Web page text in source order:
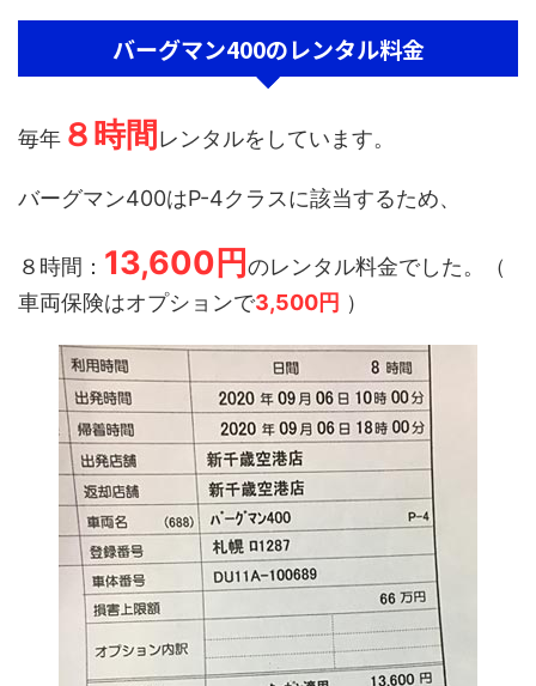
バーグマン400のレンタル料金
毎年 ８時間 レンタルをしています。
バーグマン400はP-4クラスに該当するため、
８時間： 13,600円 のレンタル料金でした。（
車両保険はオプションで3,500円 ）